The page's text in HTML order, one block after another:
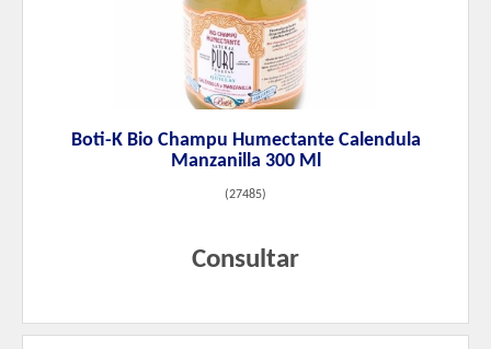
Boti-K Bio Champu Humectante Calendula
Manzanilla 300 Ml
(27485)
Consultar